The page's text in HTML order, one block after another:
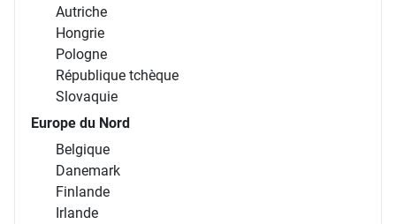
Autriche
Hongrie
Pologne
République tchèque
Slovaquie
Europe du Nord
Belgique
Danemark
Finlande
Irlande